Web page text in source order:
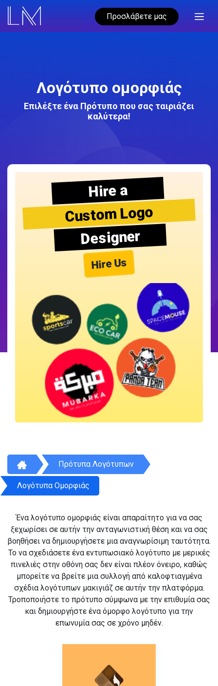
Προσλάβετε μας
Λογότυπο ομορφιάς
Επιλέξτε ένα Πρότυπο που σας ταιριάζει
καλύτερα!
Hire a
Custom Logo
Designer
Hire Us
Πρότυπα Λογότυπων
Λογότυπα Ομορφιάς
Ένα λογότυπο ομορφιάς είναι απαραίτητο για να σας
ξεχωρίσει σε αυτήν την ανταγωνιστική θέση και να σας
βοηθήσει να δημιουργήσετε μια αναγνωρίσιμη ταυτότητα.
Το να σχεδιάσετε ένα εντυπωσιακό λογότυπο με μερικές
πινελιές στην οθόνη σας δεν είναι πλέον όνειρο, καθώς
μπορείτε να βρείτε μια συλλογή από καλοφτιαγμένα
σχέδια λογότυπων μακιγιάζ σε αυτήν την πλατφόρμα.
Τροποποιήστε το πρότυπο σύμφωνα με την επιθυμία σας
και δημιουργήστε ένα όμορφο λογότυπο για την
επωνυμία σας σε χρόνο μηδέν.